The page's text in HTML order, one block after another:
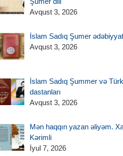
Avqust 3, 2026
İslam Sadıq Şumer
Avqust 3, 2026
İslam Sadıq Şummer və Türk
dastanları
Avqust 3, 2026
Mən haqqın yazan əliyəm.
Kərimli
İyul 7, 2026